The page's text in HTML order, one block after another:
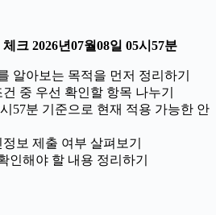
크 2026년07월08일 05시57분
알아보는 목적을 먼저 정리하기
중 우선 확인할 항목 나누기
57분 기준으로 현재 적용 가능한 안
보 제출 여부 살펴보기
인해야 할 내용 정리하기